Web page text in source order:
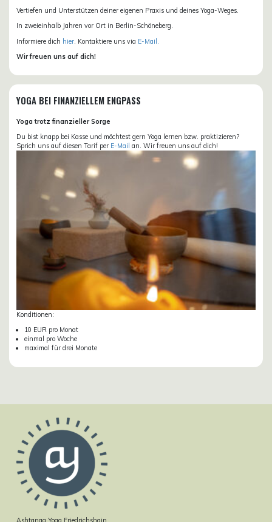
Vertiefen und Unterstützen deiner eigenen Praxis und deines Yoga-Weges.
In zweieinhalb Jahren vor Ort in Berlin-Schöneberg.
Informiere dich hier . Kontaktiere uns via E-Mail.
Wir freuen uns auf dich!
YOGA BEI FINANZIELLEM ENGPASS
Yoga trotz finanzieller Sorge
Du bist knapp bei Kasse und möchtest gern Yoga lernen bzw. praktizieren?
Sprich uns auf diesen Tarif per E-Mail an. Wir freuen uns auf dich!
Konditionen:
10 EUR pro Monat
einmal pro Woche
maximal für drei Monate